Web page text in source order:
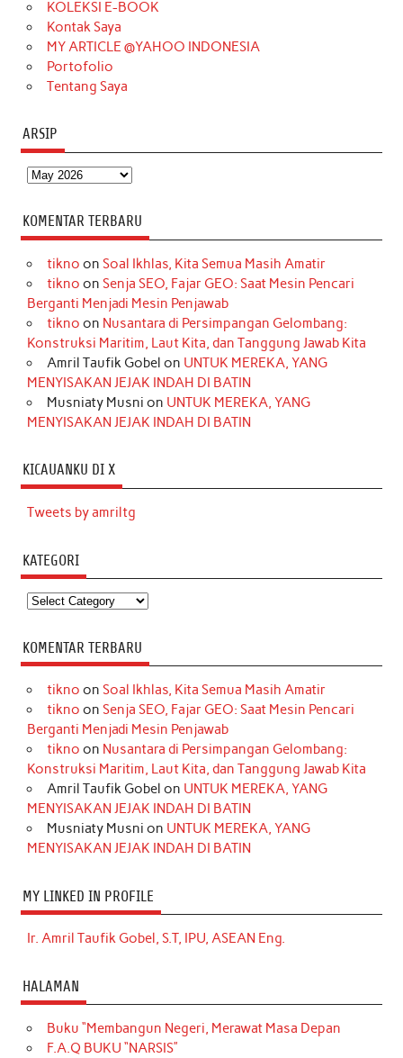
m
KOLEKSI E-BOOK
Kontak Saya
MY ARTICLE @YAHOO INDONESIA
Portofolio
Tentang Saya
ARSIP
Arsip
KOMENTAR TERBARU
tikno on Soal Ikhlas, Kita Semua Masih Amatir
tikno on Senja SEO, Fajar GEO: Saat Mesin Pencari
Berganti Menjadi Mesin Penjawab
tikno on Nusantara di Persimpangan Gelombang:
Konstruksi Maritim, Laut Kita, dan Tanggung Jawab Kita
Amril Taufik Gobel on UNTUK MEREKA, YANG
MENYISAKAN JEJAK INDAH DI BATIN
Musniaty Musni on UNTUK MEREKA, YANG
MENYISAKAN JEJAK INDAH DI BATIN
KICAUANKU DI X
Tweets by amriltg
KATEGORI
Kategori
KOMENTAR TERBARU
tikno on Soal Ikhlas, Kita Semua Masih Amatir
tikno on Senja SEO, Fajar GEO: Saat Mesin Pencari
Berganti Menjadi Mesin Penjawab
tikno on Nusantara di Persimpangan Gelombang:
Konstruksi Maritim, Laut Kita, dan Tanggung Jawab Kita
Amril Taufik Gobel on UNTUK MEREKA, YANG
MENYISAKAN JEJAK INDAH DI BATIN
Musniaty Musni on UNTUK MEREKA, YANG
MENYISAKAN JEJAK INDAH DI BATIN
MY LINKED IN PROFILE
Ir. Amril Taufik Gobel, S.T, IPU, ASEAN Eng.
HALAMAN
Buku “Membangun Negeri, Merawat Masa Depan
F.A.Q BUKU “NARSIS”